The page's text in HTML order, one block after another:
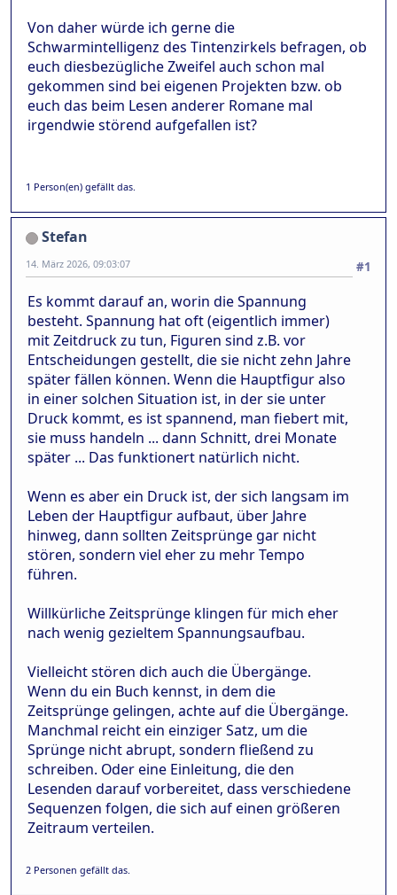
Von daher würde ich gerne die
Schwarmintelligenz des Tintenzirkels befragen, ob
euch diesbezügliche Zweifel auch schon mal
gekommen sind bei eigenen Projekten bzw. ob
euch das beim Lesen anderer Romane mal
irgendwie störend aufgefallen ist?
1 Person(en) gefällt das.
Stefan
#1
14. März 2026, 09:03:07
Es kommt darauf an, worin die Spannung
besteht. Spannung hat oft (eigentlich immer)
mit Zeitdruck zu tun, Figuren sind z.B. vor
Entscheidungen gestellt, die sie nicht zehn Jahre
später fällen können. Wenn die Hauptfigur also
in einer solchen Situation ist, in der sie unter
Druck kommt, es ist spannend, man fiebert mit,
sie muss handeln ... dann Schnitt, drei Monate
später ... Das funktionert natürlich nicht.
Wenn es aber ein Druck ist, der sich langsam im
Leben der Hauptfigur aufbaut, über Jahre
hinweg, dann sollten Zeitsprünge gar nicht
stören, sondern viel eher zu mehr Tempo
führen.
Willkürliche Zeitsprünge klingen für mich eher
nach wenig gezieltem Spannungsaufbau.
Vielleicht stören dich auch die Übergänge.
Wenn du ein Buch kennst, in dem die
Zeitsprünge gelingen, achte auf die Übergänge.
Manchmal reicht ein einziger Satz, um die
Sprünge nicht abrupt, sondern fließend zu
schreiben. Oder eine Einleitung, die den
Lesenden darauf vorbereitet, dass verschiedene
Sequenzen folgen, die sich auf einen größeren
Zeitraum verteilen.
2 Personen gefällt das.